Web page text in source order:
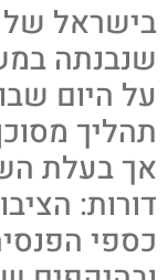
שנבנתה
על היום
תהליך
אך בעלת
דורות:
כספי